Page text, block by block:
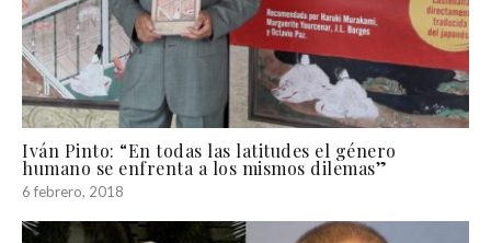
Iván Pinto: “En todas las latitudes el género
humano se enfrenta a los mismos dilemas”
6 febrero, 2018